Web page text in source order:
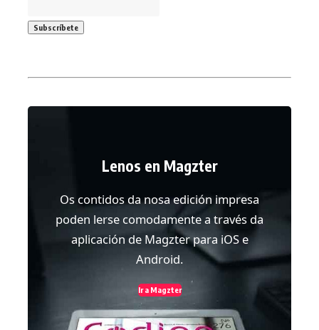
Lenos en Magzter
Os contidos da nosa edición impresa
poden lerse comodamente a través da
aplicación de Magzter para iOS e
Android.
Ir a Magzter